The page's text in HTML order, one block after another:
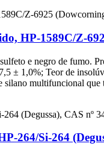
HP-1589C/Z-
e negro de fumo.
± 1,0%; Teor de
multifuncional que
264/Si-264